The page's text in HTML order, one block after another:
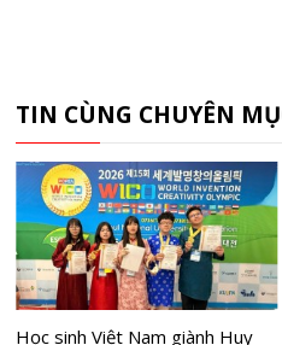
TIN CÙNG CHUYÊN
Học sinh Việt Nam giành Huy